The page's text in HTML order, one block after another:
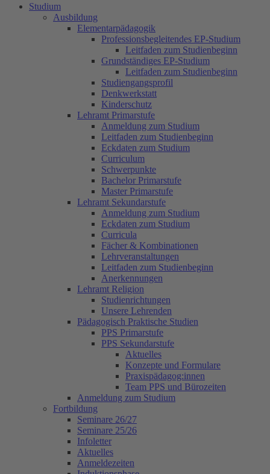
Studium
Ausbildung
Elementarpädagogik
Professionsbegleitendes EP-Studium
Leitfaden zum Studienbeginn
Grundständiges EP-Studium
Leitfaden zum Studienbeginn
Studiengangsprofil
Denkwerkstatt
Kinderschutz
Lehramt Primarstufe
Anmeldung zum Studium
Leitfaden zum Studienbeginn
Eckdaten zum Studium
Curriculum
Schwerpunkte
Bachelor Primarstufe
Master Primarstufe
Lehramt Sekundarstufe
Anmeldung zum Studium
Eckdaten zum Studium
Curricula
Fächer & Kombinationen
Lehrveranstaltungen
Leitfaden zum Studienbeginn
Anerkennungen
Lehramt Religion
Studienrichtungen
Unsere Lehrenden
Pädagogisch Praktische Studien
PPS Primarstufe
PPS Sekundarstufe
Aktuelles
Konzepte und Formulare
Praxispädagog:innen
Team PPS und Bürozeiten
Anmeldung zum Studium
Fortbildung
Seminare 26/27
Seminare 25/26
Infoletter
Aktuelles
Anmeldezeiten